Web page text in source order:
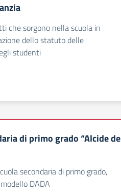
che sorgono nella scuola in
dello statuto delle
studenti
di primo grado “Alcide de
secondaria di primo grado,
DADA